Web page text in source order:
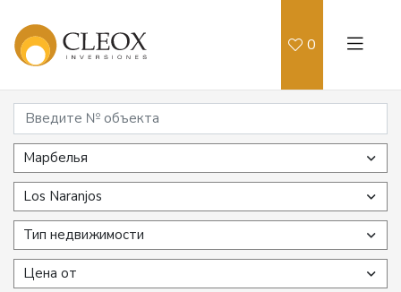
0
Марбелья
Los Naranjos
Тип недвижимости
Цена от